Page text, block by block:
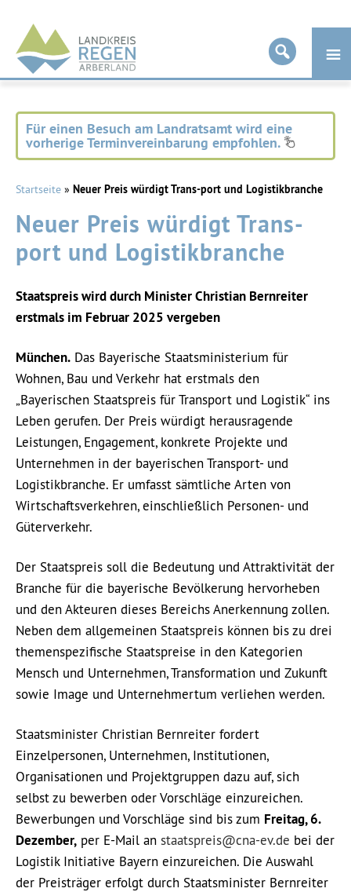
Landkreis
Regen
Für einen Besuch am Landratsamt wird eine
vorherige Terminvereinbarung empfohlen.
Startseite » Neuer Preis würdigt Trans-port und Logistikbranche
Neuer Preis würdigt Trans-
port und Logistikbranche
Staatspreis wird durch Minister Christian Bernreiter
erstmals im Februar 2025 vergeben
München. Das Bayerische Staatsministerium für
Wohnen, Bau und Verkehr hat erstmals den
„Bayerischen Staatspreis für Transport und Logistik“ ins
Leben gerufen. Der Preis würdigt herausragende
Leistungen, Engagement, konkrete Projekte und
Unternehmen in der bayerischen Transport- und
Logistikbranche. Er umfasst sämtliche Arten von
Wirtschaftsverkehren, einschließlich Personen- und
Güterverkehr.
Der Staatspreis soll die Bedeutung und Attraktivität der
Branche für die bayerische Bevölkerung hervorheben
und den Akteuren dieses Bereichs Anerkennung zollen.
Neben dem allgemeinen Staatspreis können bis zu drei
themenspezifische Staatspreise in den Kategorien
Mensch und Unternehmen, Transformation und Zukunft
sowie Image und Unternehmertum verliehen werden.
Staatsminister Christian Bernreiter fordert
Einzelpersonen, Unternehmen, Institutionen,
Organisationen und Projektgruppen dazu auf, sich
selbst zu bewerben oder Vorschläge einzureichen.
Bewerbungen und Vorschläge sind bis zum Freitag, 6.
Dezember, per E-Mail an staatspreis@cna-ev.de bei der
Logistik Initiative Bayern einzureichen. Die Auswahl
der Preisträger erfolgt durch Staatsminister Bernreiter